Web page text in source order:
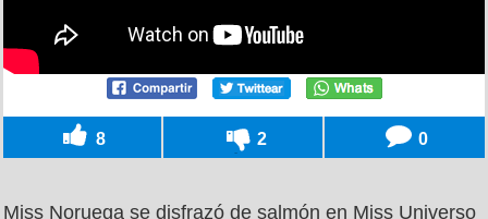
8 2 0
Miss Noruega se disfrazó de salmón en Miss Universo